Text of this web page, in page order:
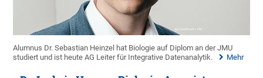
Alumnus Dr. Sebastian Heinzel hat Biologie auf Diplom an der JMU
studiert und ist heute AG Leiter für Integrative Datenanalytik.
Mehr